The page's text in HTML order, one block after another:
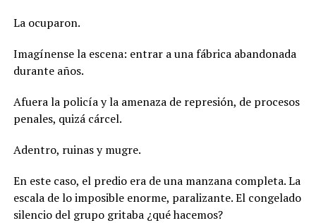
La ocuparon.
Imagínense la escena: entrar a una fábrica abandonada
durante años.
Afuera la policía y la amenaza de represión, de procesos
penales, quizá cárcel.
Adentro, ruinas y mugre.
En este caso, el predio era de una manzana completa. La
escala de lo imposible enorme, paralizante. El congelado
silencio del grupo gritaba ¿qué hacemos?